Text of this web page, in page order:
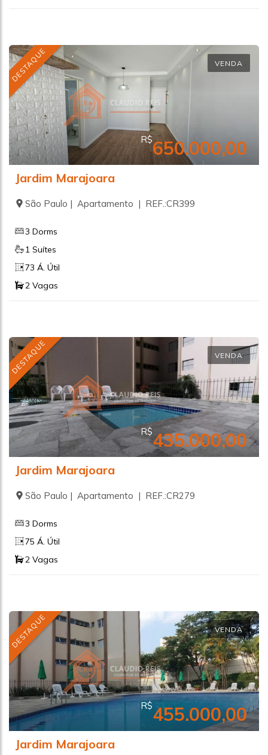
DESTAQUE VENDA
R$650.000,00
Jardim Marajoara
São Paulo | Apartamento | REF.:CR399
3 Dorms
1 Suítes
73 Á. Útil
2 Vagas
DESTAQUE VENDA
R$435.000,00
Jardim Marajoara
São Paulo | Apartamento | REF.:CR279
3 Dorms
75 Á. Útil
2 Vagas
DESTAQUE VENDA
R$455.000,00
Jardim Marajoara